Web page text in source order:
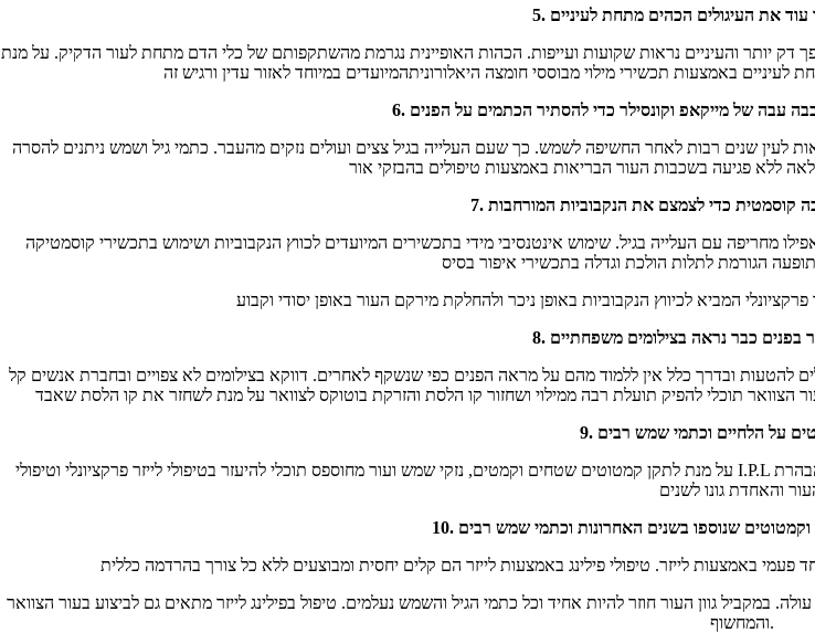
דק יותר והעיניים נראות שקועות ועייפות. הכהות האופיינית נגרמת מהשתקפותם של כלי הדם מתחת לעור הדקיק. על מנת
שנים רבות לאחר החשיפה לשמש. כך שעם העלייה בגיל צצים ועולים נזקים מהעבר. כתמי גיל ושמש ניתנים להסרה
מחריפה עם העלייה בגיל. שימוש אינטנסיבי מידי בתכשירים המיועדים לכווץ הנקבוביות ושימוש בתכשירי קוסמטיקה
להטעות ובדרך כלל אין ללמוד מהם על מראה הפנים כפי שנשקף לאחרים. דווקא בצילומים לא צפויים ובחברת אנשים קל
על מנת לתקן קמטוטים שטחים וקמטים, נזקי שמש ועור מחוספס תוכלי להיעזר בטיפולי לייזר פרקציונלי וטיפולי I.P.L הנערכים במשולב ומבוצעים יחדיו. סדרת טיפולים משולבת שכזו מביאה להחלקה של קמטוטים לצד הבהרת
גוון העור חוזר להיות אחיד וכל כתמי הגיל והשמש נעלמים. טיפול בפילינג לייזר מתאים גם לביצוע בעור הצוואר
והמחשוף.